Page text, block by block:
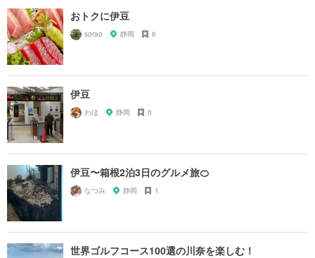
おトクに伊豆
sorao 静岡 6
伊豆
わほ 静岡 0
伊豆〜箱根2泊3日のグルメ旅🍊
なつみ 静岡 1
世界ゴルフコース100選の川奈を楽しむ！